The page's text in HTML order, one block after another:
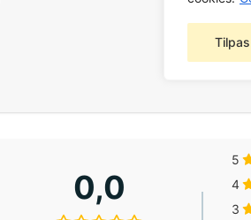
Tilpas
0,0
5
4
3